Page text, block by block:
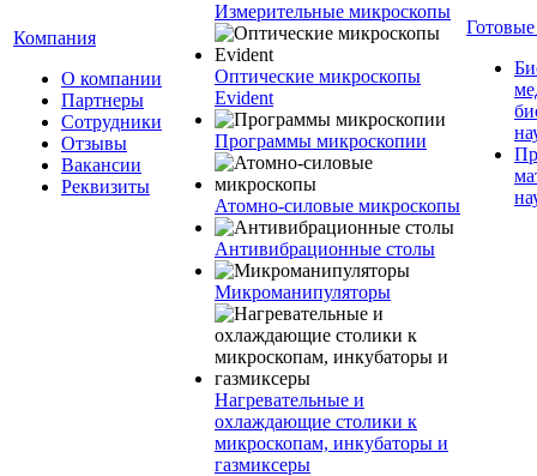
Компания
О компании
Партнеры
Сотрудники
Отзывы
Вакансии
Реквизиты
Измерительные микроскопы
Оптические микроскопы
Evident
Программы микроскопии
Атомно-силовые микроскопы
Антивибрационные столы
Микроманипуляторы
Нагревательные и
охлаждающие столики к
микроскопам, инкубаторы и
газмиксеры